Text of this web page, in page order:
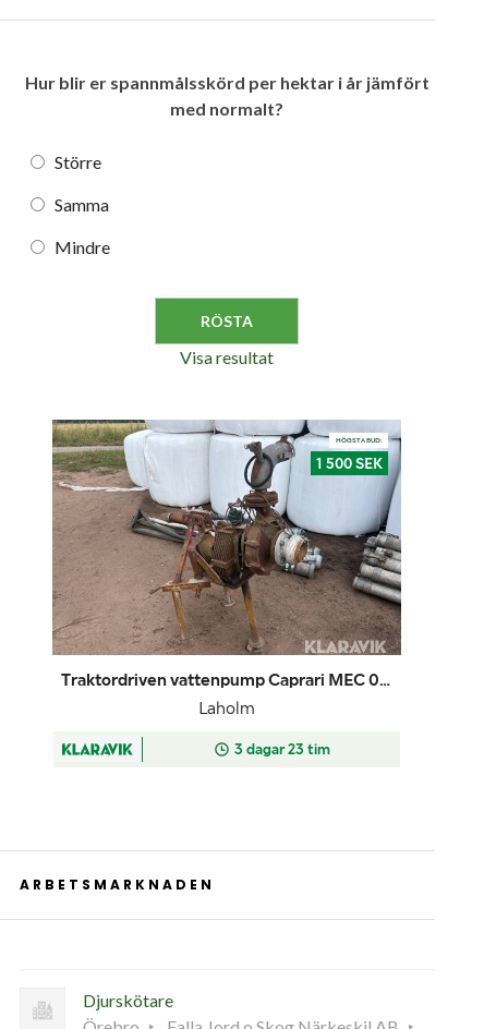
Hur blir er spannmålsskörd per hektar i år jämfört
med normalt?
Större
Samma
Mindre
Visa resultat
ARBETSMARKNADEN
Djurskötare